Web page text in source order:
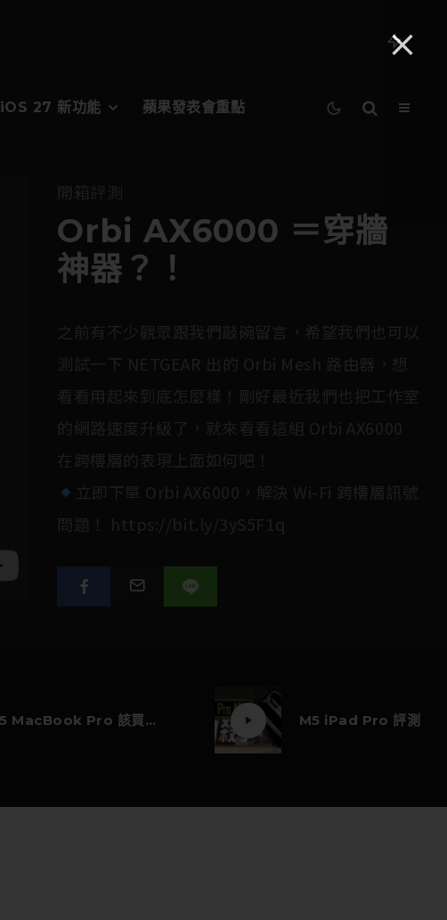
iOS 27 新功能 蘋果發表會重點
Orbi AX6000 ＝穿牆
神器？！
M5 MacBook Pro 該買嗎？